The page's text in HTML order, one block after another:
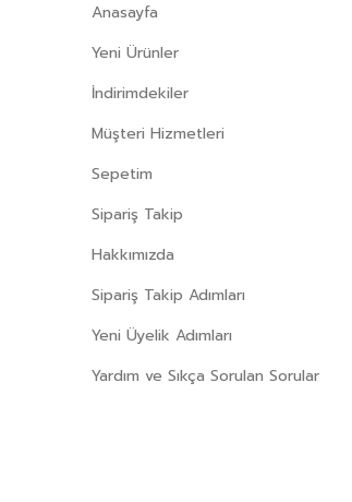
Anasayfa
Yeni Ürünler
İndirimdekiler
Müşteri Hizmetleri
Sepetim
Sipariş Takip
Hakkımızda
Sipariş Takip Adımları
Yeni Üyelik Adımları
Yardım ve Sıkça Sorulan Sorular